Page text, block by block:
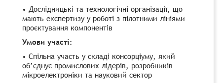
• Дослідницькі та технологічні організації, що
мають експертизу у роботі з пілотними лініями
проєктування компонентів
Умови участі:
• Спільна участь у складі консорціуму, який
об’єднує промислових лідерів, розробників
мікроелектроніки та науковий сектор